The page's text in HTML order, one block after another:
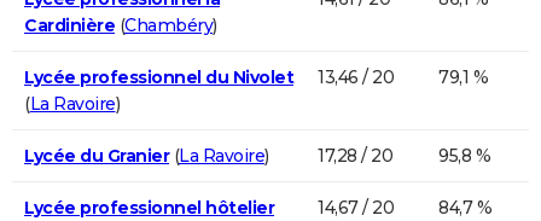
Cardinière (Chambéry)
Lycée professionnel du Nivolet
(La Ravoire)
13,46 / 20 79,1 %
Lycée du Granier(La Ravoire) 17,28 / 20 95,8 %
Lycée professionnel hôtelier
14,67 / 20 84,7 %